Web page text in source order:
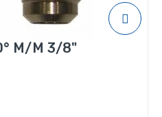
M/M 3/8"